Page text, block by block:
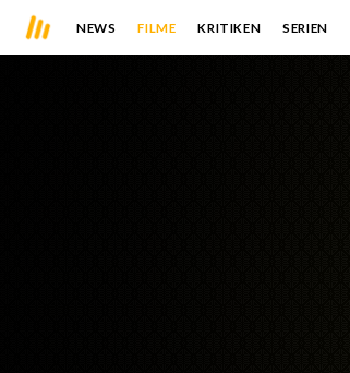
NEWS FILME KRITIKEN SERIEN